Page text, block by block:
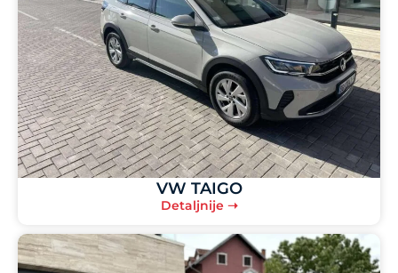
VW TAIGO
Detaljnije ➝